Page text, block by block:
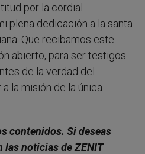
por la cordial
plena dedicación a la santa
Que recibamos este
abierto, para ser testigos
de la verdad del
la misión de la única
contenidos. Si deseas
noticias de ZENIT